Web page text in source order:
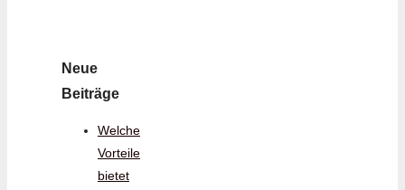
Neue
Beiträge
Welche
Vorteile
bietet